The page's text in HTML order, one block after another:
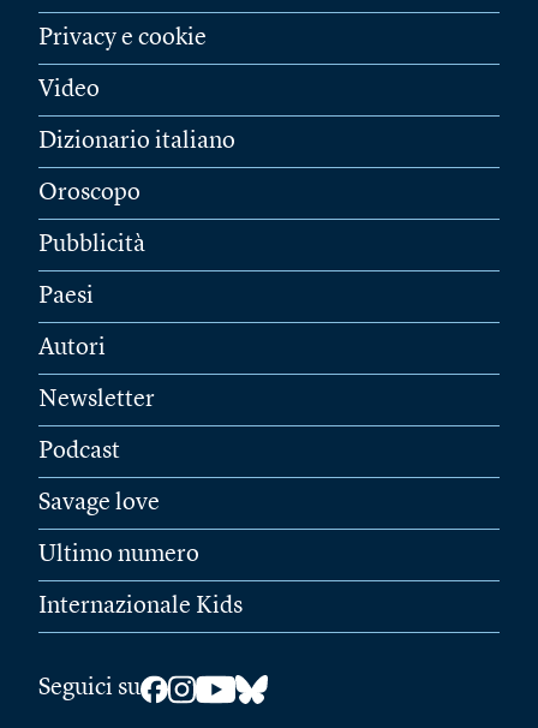
Privacy e cookie
Video
Dizionario italiano
Oroscopo
Pubblicità
Paesi
Autori
Newsletter
Podcast
Savage love
Ultimo numero
Internazionale Kids
Seguici su